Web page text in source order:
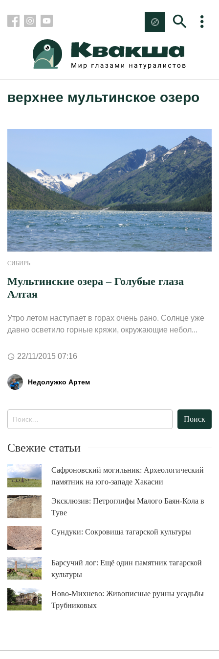
верхнее мультинское озеро
СИБИРЬ
Мультинские озера – Голубые глаза
Алтая
Утро летом наступает в горах очень рано. Солнце уже
давно осветило горные кряжи, окружающие небол...
22/11/2015 07:16
Недолужко Артем
Свежие статьи
Сафроновский могильник: Археологический
памятник на юго-западе Хакасии
Эксклюзив: Петроглифы Малого Баян-Кола в
Туве
Сундуки: Сокровища тагарской культуры
Барсучий лог: Ещё один памятник тагарской
культуры
Ново-Михнево: Живописные руины усадьбы
Трубниковых